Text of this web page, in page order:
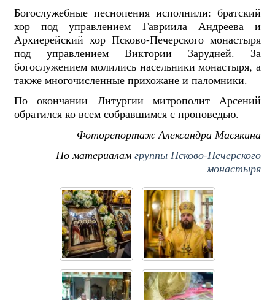
Богослужебные песнопения исполнили: братский
хор под управлением Гавриила Андреева и
Архиерейский хор Псково-Печерского монастыря
под управлением Виктории Зарудней. За
богослужением молились насельники монастыря, а
также многочисленные прихожане и паломники.
По окончании Литургии митрополит Арсений
обратился ко всем собравшимся с проповедью.
Фоторепортаж Александра Масякина
По материаламгруппы Псково-Печерского
монастыря